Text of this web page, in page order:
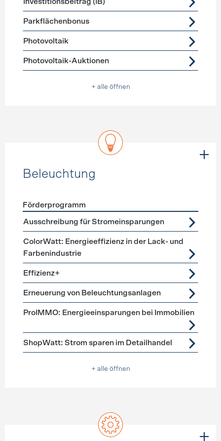
Parkflächenbonus
Photovoltaik
Photovoltaik-Auktionen
+ alle öffnen
Beleuchtung
Förderprogramme Beleuchtung
Förderprogramm
Ausschreibung für Stromeinsparungen
ColorWatt: Energieeffizienz in der Lack- und
Farbenindustrie
Effizienz+
Erneuerung von Beleuchtungsanlagen
ProIMMO: Energieeinsparungen bei Immobilien
ShopWatt: Strom sparen im Detailhandel
+ alle öffnen